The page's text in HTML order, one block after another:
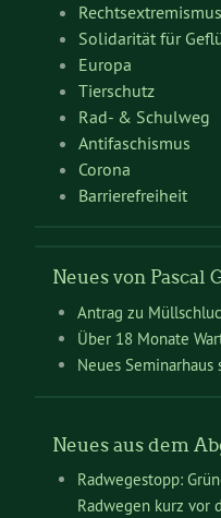
Rechtsextremismus
Solidarität für
Europa
Tierschutz
Rad- & Schulweg
Antifaschismus
Corona
Barrierefreiheit
Neues von Pascal
Antrag zu
Über 18 Monate
Neues
Neues aus dem
Radwegestopp:
Radwegen kurz vor